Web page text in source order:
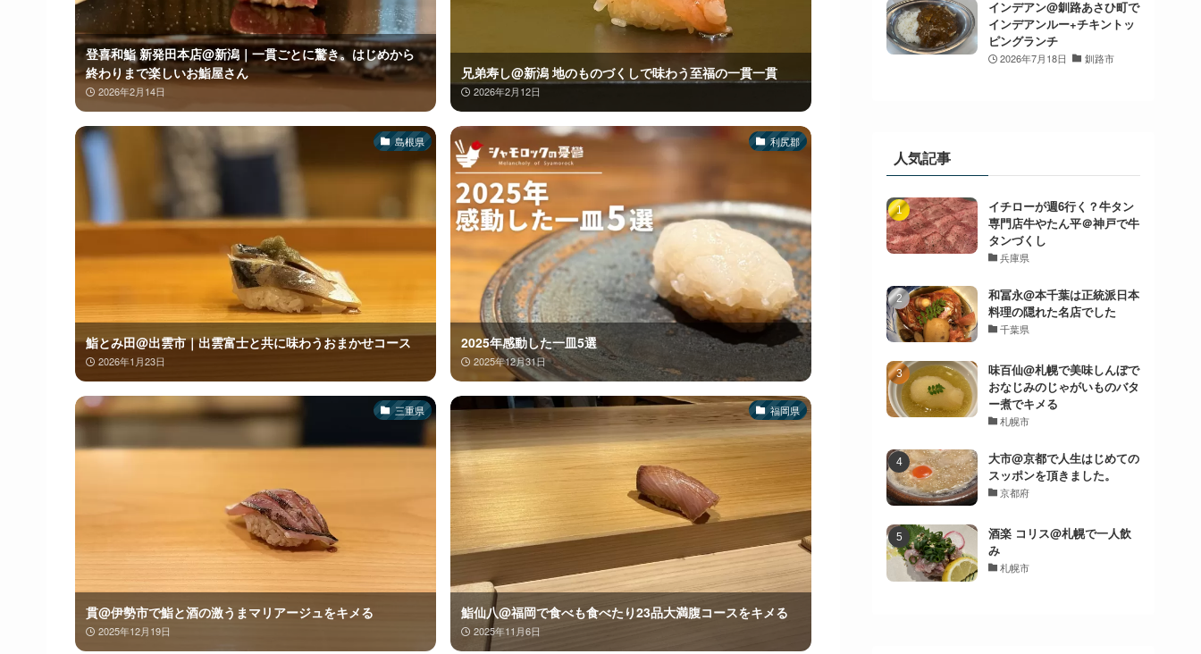
登喜和鮨 新発田本店@新潟｜一貫ごとに驚き。はじめから
終わりまで楽しいお鮨屋さん
2026年2月14日
兄弟寿し@新潟 地のものづくしで味わう至福の一貫一貫
2026年2月12日
島根県
鮨とみ田@出雲市｜出雲富士と共に味わうおまかせコース
2026年1月23日
利尻郡
2025年感動した一皿5選
2025年12月31日
三重県
貫@伊勢市で鮨と酒の激うまマリアージュをキメる
2025年12月19日
福岡県
鮨仙八@福岡で食べも食べたり23品大満腹コースをキメる
2025年11月6日
インデアン@釧路あさひ町で
インデアンルー+チキントッ
ピングランチ
2026年7月18日 釧路市
人気記事
イチローが週6行く？牛タン
専門店牛やたん平＠神戸で牛
タンづくし
兵庫県
和冨永@本千葉は正統派日本
料理の隠れた名店でした
千葉県
味百仙@札幌で美味しんぼで
おなじみのじゃがいものバタ
ー煮でキメる
札幌市
大市@京都で人生はじめての
スッポンを頂きました。
京都府
酒楽 コリス@札幌で一人飲
み
札幌市